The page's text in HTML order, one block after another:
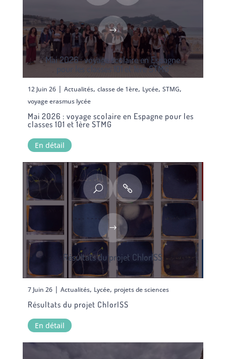
Mai 2026 : voyage scolaire en Espagne
pour les classes 101 et 1ère STMG
12 Juin 26| Actualités, classe de 1ère, Lycée, STMG,
voyage erasmus lycée
Mai 2026 : voyage scolaire en Espagne pour les
classes 101 et 1ère STMG
En détail
Résultats du projet ChlorISS
7 Juin 26| Actualités, Lycée, projets de sciences
Résultats du projet ChlorISS
En détail